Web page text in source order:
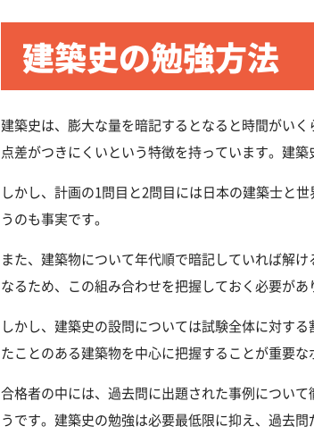
建築史の勉強方法
建築史は、膨大な量を暗記するとなると時間がい
点差がつきにくいという特徴を持っています。建
しかし、計画の1問目と2問目には日本の建築士と
うのも事実です。
また、建築物について年代順で暗記していれば解
なるため、この組み合わせを把握しておく必要があ
しかし、建築史の設問については試験全体に対す
たことのある建築物を中心に把握することが重要な
合格者の中には、過去問に出題された事例につい
うです。建築史の勉強は必要最低限に抑え、過去